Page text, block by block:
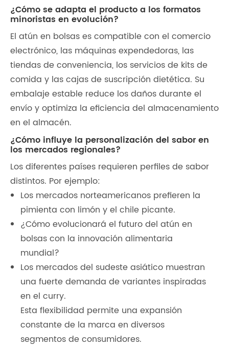
¿Cómo se adapta el producto a los formatos
minoristas en evolución?
El atún en bolsas es compatible con el comercio
electrónico, las máquinas expendedoras, las
tiendas de conveniencia, los servicios de kits de
comida y las cajas de suscripción dietética. Su
embalaje estable reduce los daños durante el
envío y optimiza la eficiencia del almacenamiento
en el almacén.
¿Cómo influye la personalización del sabor en
los mercados regionales?
Los diferentes países requieren perfiles de sabor
distintos. Por ejemplo:
Los mercados norteamericanos prefieren la
pimienta con limón y el chile picante.
¿Cómo evolucionará el futuro del atún en
bolsas con la innovación alimentaria
mundial?
Los mercados del sudeste asiático muestran
una fuerte demanda de variantes inspiradas
en el curry.
Esta flexibilidad permite una expansión
constante de la marca en diversos
segmentos de consumidores.